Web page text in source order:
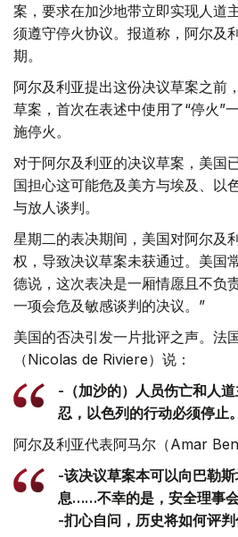
案，要求在加沙地带立即实现人道
须遵守停火协议。报道称，阿尔及
期。
阿尔及利亚提出这份决议草案之前
草案，首次在表述中使用了“停火”
施停火。
对于阿尔及利亚的决议草案，美国
国担心这可能危及美方与埃及、以
与放人谈判。
星期二的表决期间，美国对阿尔及
权，导致决议草案未获通过。美国
德说，这次表决是一厢情愿且不负
一项会危及敏感谈判的决议。”
美国的否决引发一片批评之声。法
（Nicolas de Riviere）说：
-（加沙的）人员伤亡和人
忍，以色列的行动必须停止。
阿尔及利亚代表阿马尔（Amar
-该决议草案本可以向巴勒
息……不幸的是，安全理事会
-扪心自问，历史将如何评判